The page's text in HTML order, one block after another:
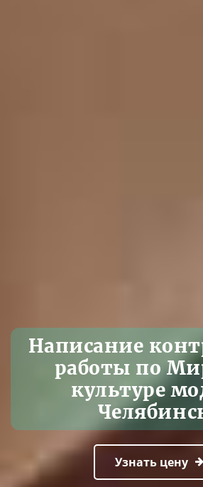
Написание
работы по
культуре
Узнать цену